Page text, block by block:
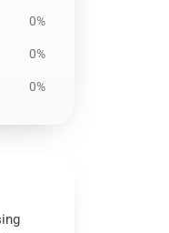
0%
0%
0%